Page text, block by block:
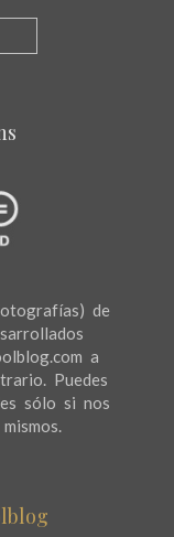
de
a
Puedes
sólo si nos